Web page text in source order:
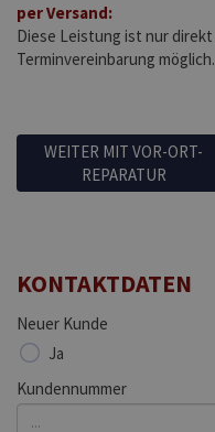
per Versand:
Diese Leistung ist nur direkt
Terminvereinbarung möglich.
WEITER MIT VOR-ORT-
REPARATUR
KONTAKTDATEN
Neuer Kunde
Ja
Kundennummer